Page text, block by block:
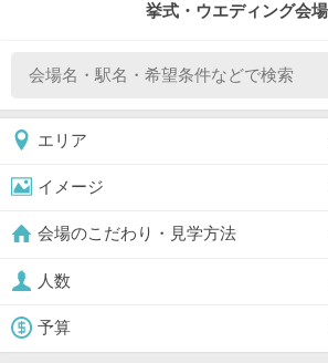
挙式・ウエディング会
エリア
イメージ
会場のこだわり・見学方法
人数
予算